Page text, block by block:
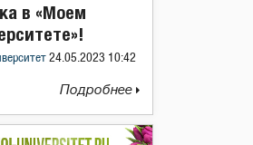
в «Моем
24.05.2023 10:42
Подробнее